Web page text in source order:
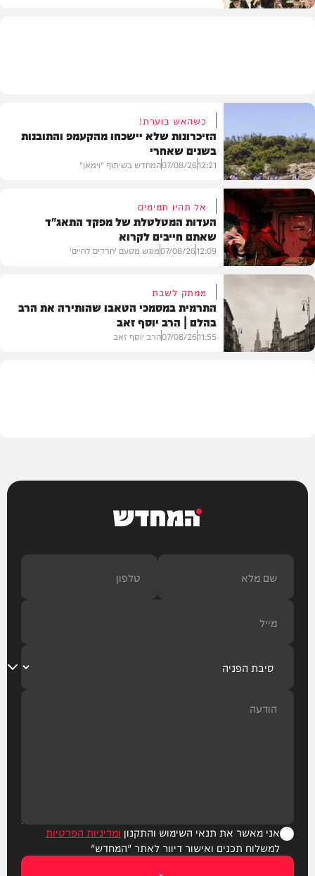
וידאו
כשהאש בוערת!
הזיכרונות שלא יישכחו מהקעמפ והתובנות
בשנים שאחרי
12:21
07/08/26המחדש בשיתוף "וימאן"
דעות
אל תהיו תמימים
העדות המטלטלת של מפקד התאג"ד
שאתם חייבים לקרוא
12:09
07/08/26מוגש מטעם 'חרדים לחיים'
ממתק לשבת
התרמית במסמכי הטאבו שהותירה את הרב
בהלם | הרב יוסף זאב
11:55
07/08/26הרב יוסף זאב
המחדש
אני מאשר את תנאי השימוש והתקנון ומדיניות הפרטיות
למשלוח תכנים ואישור דיוור לאתר "המחדש"